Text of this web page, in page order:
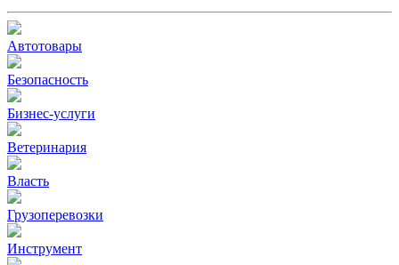
Автотовары
Безопасность
Бизнес-услуги
Ветеринария
Власть
Грузоперевозки
Инструмент